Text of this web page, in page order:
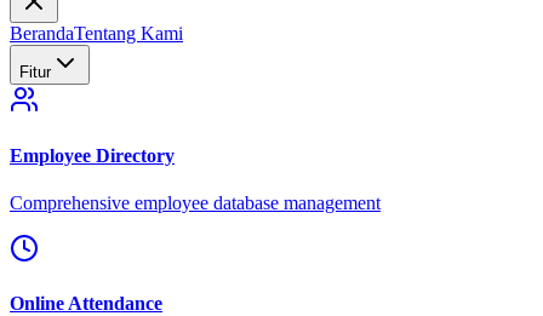
BerandaTentang Kami
Fitur
Employee Directory
Comprehensive employee database management
Online Attendance